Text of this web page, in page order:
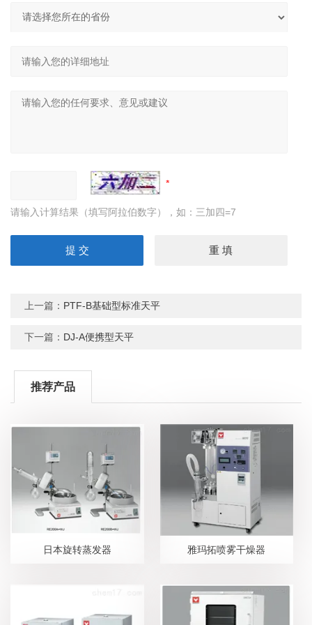
请输入计算结果（填写阿拉伯数字），如：三加四=7
上一篇： PTF-B基础型标准天平
下一篇： DJ-A便携型天平
推荐产品
日本旋转蒸发器 雅玛拓喷雾干燥器